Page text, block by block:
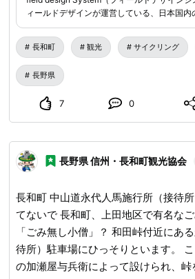
ィールドデザインが運営している、日本国内
ー・体験プログラムの検索・予約サイトです
長和町 観光 サイクリング
長野県
7 0
長野県 信州・長和町観光協会
長和町 中山道永代人馬施行所（接待所） おねがい ごみ
てないで 長和町、上田地区で有名なごみ無し地蔵ならぬ
「ごみ無し小僧」？ 和田峠付近にあ
待所）駐車場にひっそりといます。 ここは昔、江戸呉服町
の加瀬屋与兵衛によって設けられ、